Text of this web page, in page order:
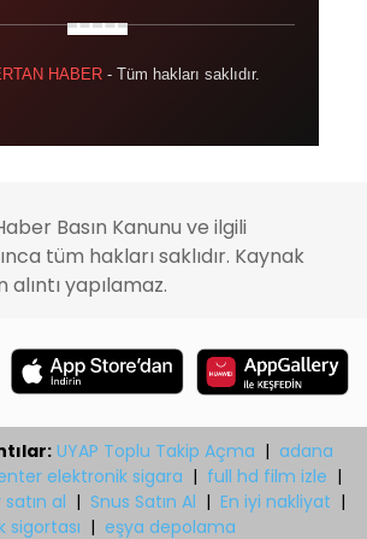
HABER- Tüm hakları saklıdır.
Basın Kanunu ve ilgili
tüm hakları saklıdır. Kaynak
yapılamaz.
UYAP Toplu Takip Açma | adana
elektronik sigara | full hd film izle |
al | Snus Satın Al | En iyi nakliyat |
sigortası | eşya depolama